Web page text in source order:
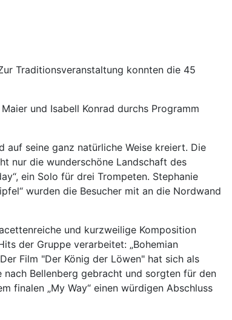
Traditionsveranstaltung konnten die 45
und Isabell Konrad durchs Programm
auf seine ganz natürliche Weise kreiert. Die
nur die wunderschöne Landschaft des
ein Solo für drei Trompeten. Stephanie
wurden die Besucher mit an die Nordwand
und kurzweilige Komposition
der Gruppe verarbeitet: „Bohemian
Der Film "Der König der Löwen" hat sich als
Bellenberg gebracht und sorgten für den
finalen „My Way“ einen würdigen Abschluss